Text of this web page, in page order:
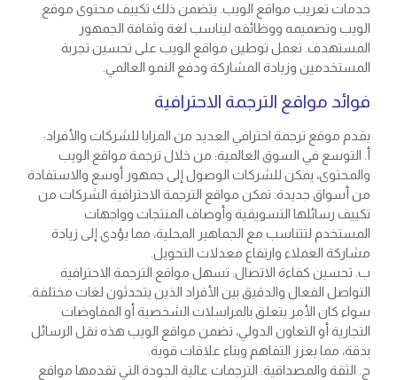
خدمات تعريب مواقع الويب. يتضمن ذلك تكييف محتوى موقع
الويب وتصميمه ووظائفه ليناسب لغة وثقافة الجمهور
المستهدف. تعمل توطين مواقع الويب على تحسين تجربة
المستخدمين وزيادة المشاركة ودفع النمو العالمي.
فوائد مواقع الترجمة الاحترافية
يقدم موقع ترجمة احترافي العديد من المزايا للشركات والأفراد:
أ. التوسع في السوق العالمية: من خلال ترجمة مواقع الويب
والمحتوى، يمكن للشركات الوصول إلى جمهور أوسع والاستفادة
من أسواق جديدة. تمكن مواقع الترجمة الاحترافية الشركات من
تكييف رسائلها التسويقية وأوصاف المنتجات وواجهات
المستخدم لتتناسب مع الجماهير المحلية، مما يؤدي إلى زيادة
مشاركة العملاء وارتفاع معدلات التحويل.
ب. تحسين كفاءة الاتصال: تسهل مواقع الترجمة الاحترافية
التواصل الفعال والدقيق بين الأفراد الذين يتحدثون لغات مختلفة.
سواء كان الأمر يتعلق بالمراسلات الشخصية أو المفاوضات
التجارية أو التعاون الدولي، تضمن مواقع الويب هذه نقل الرسائل
بدقة، مما يعزز التفاهم وبناء علاقات قوية.
ج. الثقة والمصداقية: الترجمات عالية الجودة التي تقدمها مواقع